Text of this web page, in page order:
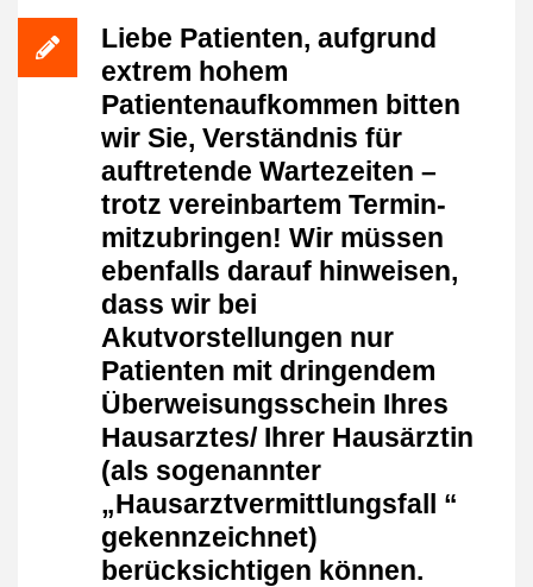
Liebe Patienten, aufgrund
extrem hohem
Patientenaufkommen bitten
wir Sie, Verständnis für
auftretende Wartezeiten –
trotz vereinbartem Termin-
mitzubringen! Wir müssen
ebenfalls darauf hinweisen,
dass wir bei
Akutvorstellungen nur
Patienten mit dringendem
Überweisungsschein Ihres
Hausarztes/ Ihrer Hausärztin
(als sogenannter
„Hausarztvermittlungsfall “
gekennzeichnet)
berücksichtigen können.